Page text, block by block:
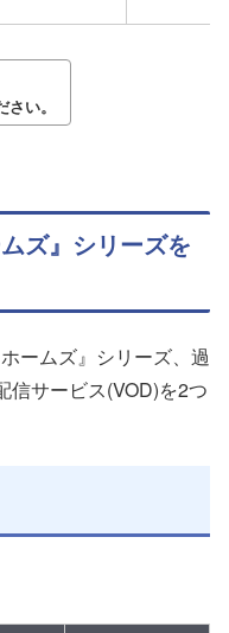
い。
ズ』シリーズを
ームズ』シリーズ、過
信サービス(VOD)を2つ